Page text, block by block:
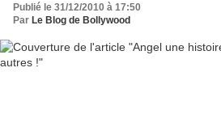
Publié le 31/12/2010 à 17:50
Par Le Blog de Bollywood